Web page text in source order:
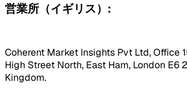
営業所（イギリス）:
Coherent Market Insights Pvt Ltd, Office
High Street North, East Ham, London E6
Kingdom.